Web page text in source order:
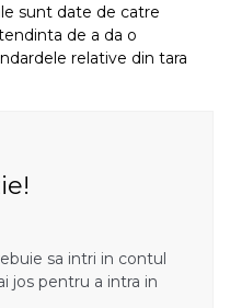
sunt date de catre
de a da o
relative din tara
sa intri in contul
jos pentru a intra in